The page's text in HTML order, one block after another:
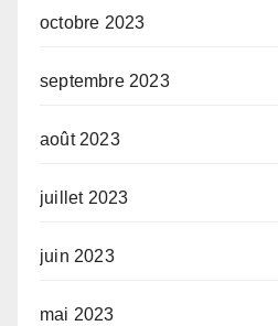
octobre 2023
septembre 2023
août 2023
juillet 2023
juin 2023
mai 2023